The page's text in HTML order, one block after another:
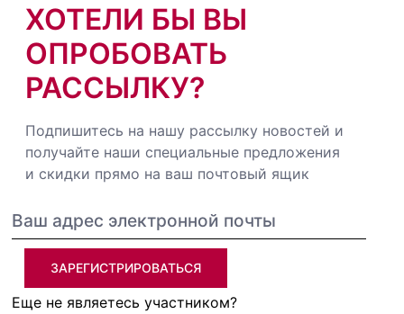
ХОТЕЛИ БЫ ВЫ
ОПРОБОВАТЬ
РАССЫЛКУ?
Подпишитесь на нашу рассылку новостей и
получайте наши специальные предложения
и скидки прямо на ваш почтовый ящик
ЗАРЕГИСТРИРОВАТЬСЯ
Еще не являетесь участником?